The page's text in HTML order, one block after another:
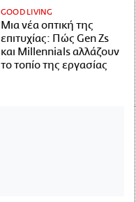
GOOD LIVING
Μια νέα οπτική της
επιτυχίας: Πώς Gen Zs
και Millennials αλλάζουν
το τοπίο της εργασίας